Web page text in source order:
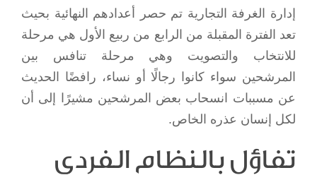
إدارة الغرفة التجارية تم حصر أعدادهم النهائية بحيث
تعد الفترة المقبلة من الرابع من ربيع الأول هي مرحلة
للانتخاب والتصويت وهي مرحلة تنافس بين
المرشحين سواء كانوا رجالًا أو نساء، رافضًا الحديث
عن مسببات انسحاب بعض المرشحين مشيرًا إلى أن
لكل إنسان عذره الخاص.
تفاؤل بالنظام الفردي